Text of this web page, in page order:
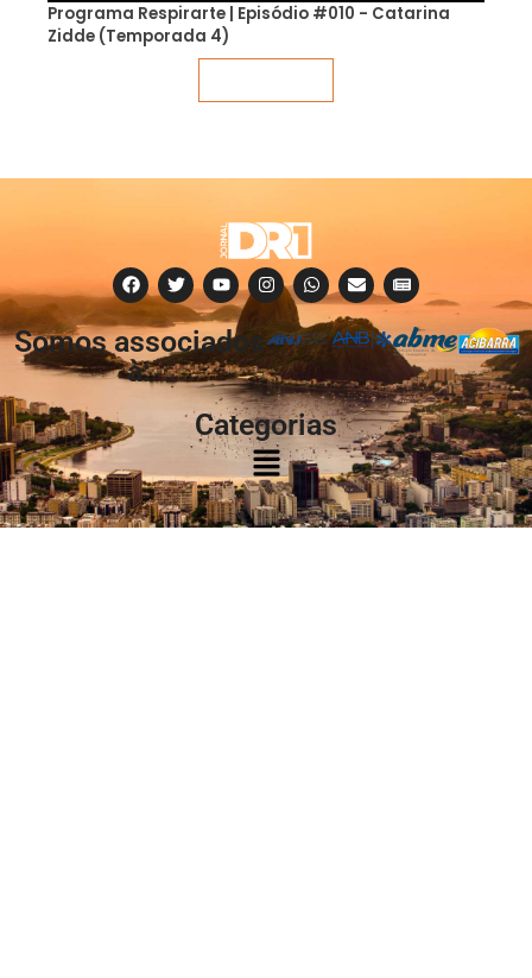
Programa Respirarte | Episódio #010 - Catarina
Zidde (Temporada 4)
Somos associados
à:
Categorias